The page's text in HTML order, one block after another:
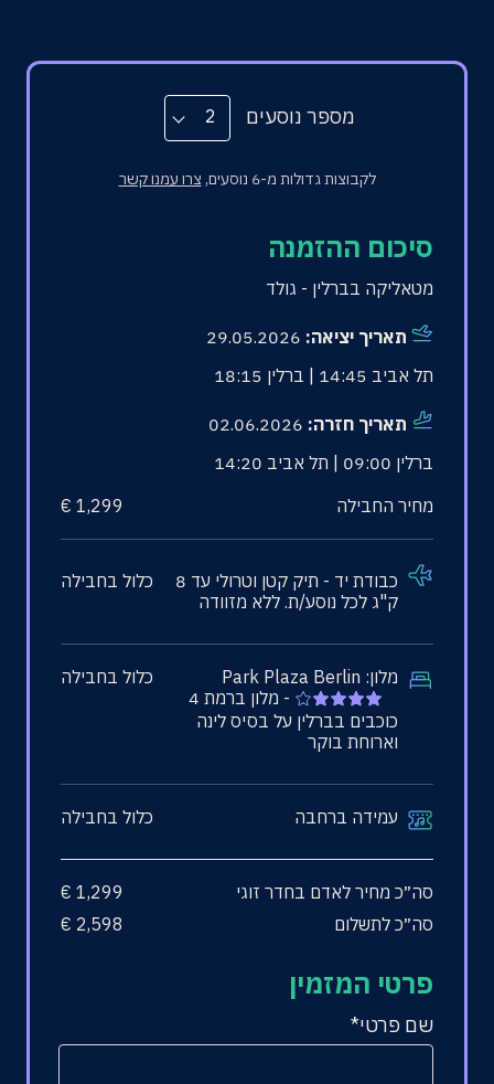
מספר נוסעים 2
לקבוצות גדולות מ-6 נוסעים, צרו עמנו קשר
סיכום ההזמנה
מטאליקה בברלין - גולד
תאריך יציאה:
תל אביב 14:45 | ברלין 18:15
תאריך חזרה:
ברלין 09:00 | תל אביב 14:20
מחיר החבילה
1,299
€
כבודת יד
- תיק קטן וטרולי עד 8
ק"ג לכל נוסע/ת. ללא מזוודה
כלול בחבילה
מלון: Park Plaza Berlin
- מלון ברמת 4
כוכבים בברלין על בסיס לינה
וארוחת בוקר
כלול בחבילה
עמידה ברחבה כלול בחבילה
סה״כ מחיר לאדם בחדר זוגי 1,299
€
סה״כ לתשלום
2,598
€
פרטי המזמין
שם פרטי